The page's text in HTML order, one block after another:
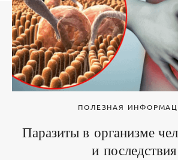
ПОЛЕЗНАЯ
Паразиты в организме
и последствия